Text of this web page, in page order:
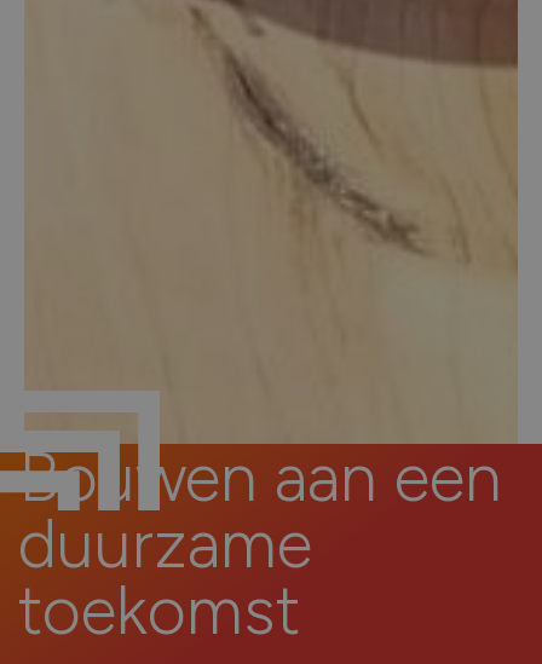
Bouwen aan een
duurzame
toekomst